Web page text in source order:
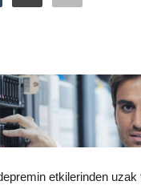
etkilerinden uzak